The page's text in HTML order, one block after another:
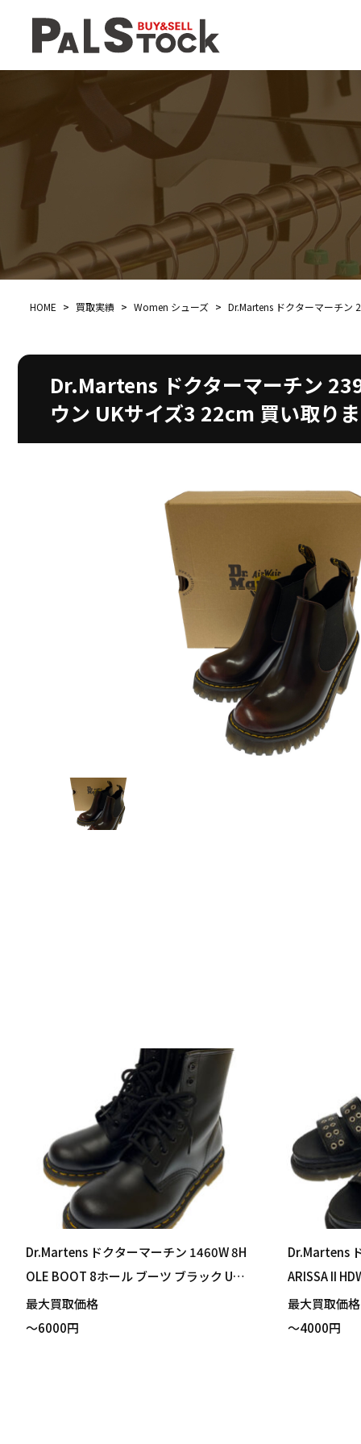
HOME > 買取実績 > Women シューズ > Dr.Martens ドクターマーチン
Dr.Martens ドクターマーチン
ウン UKサイズ3 22cm 買い取り
Dr.Martens ドクターマーチン 1460W 8H
OLE BOOT 8ホール ブーツ ブラック UK
サイズ5 24cm 買い取りました！
最大買取価格
～6000円
Dr.Martens
ARISSA II
ズ5 24cm 買
最大買取価
～4000円